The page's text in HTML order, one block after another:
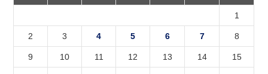
1
2 3 4 5 6 7 8
9 10 11 12 13 14 15